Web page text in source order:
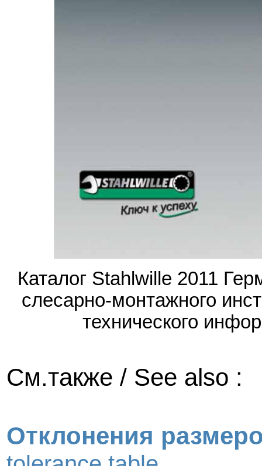
Каталог Stahlwille 2011
слесарно-монтажного
технического
См.также / See also :
Отклонения